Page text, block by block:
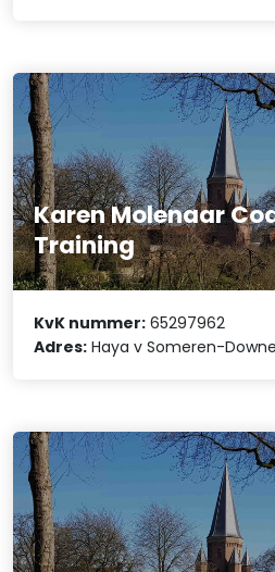
Karen Molenaar
Training
KvK nummer: 65297962
Adres: Haya v Someren-